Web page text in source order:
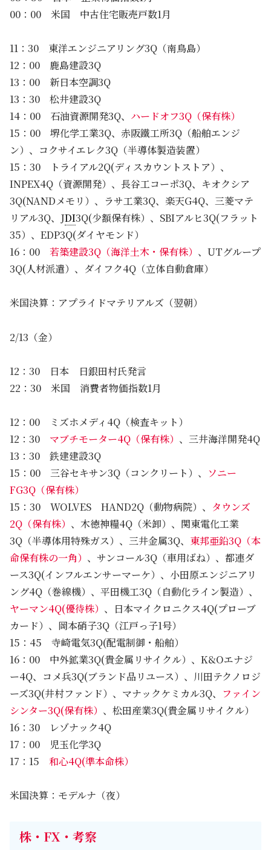
00：00 米国 中古住宅販売戸数1月
11：30 東洋エンジニアリング3Q（南鳥島）
12：00 鹿島建設3Q
13：00 新日本空調3Q
13：30 松井建設3Q
14：00 石油資源開発3Q、 ハードオフ3Q（保有株）
15：00 堺化学工業3Q、赤阪鐵工所3Q（船舶エンジ
ン）、コクサイエレク3Q（半導体製造装置）
15：30 トライアル2Q(ディスカウントストア）、
INPEX4Q（資源開発）、長谷工コーポ3Q、キオクシア
3Q(NANDメモリ）、ラサ工業3Q、楽天G4Q、三菱マテ
リアル3Q、JDI3Q(少額保有株）、SBIアルヒ3Q(フラット
35）、EDP3Q(ダイヤモンド）
16：00 若築建設3Q（海洋土木・保有株） 、UTグループ
3Q(人材派遣）、ダイフク4Q（立体自動倉庫）
米国決算：アプライドマテリアルズ（翌朝）
2/13（金）
12：30 日本 日銀田村氏発言
22：30 米国 消費者物価指数1月
12：00 ミズホメディ4Q（検査キット）
12：30 マブチモーター4Q（保有株） 、三井海洋開発4Q
13：30 鉄建建設3Q
15：00 三谷セキサン3Q（コンクリート）、 ソニー
FG3Q（保有株）
15：30 WOLVES HAND2Q（動物病院）、 タウンズ
2Q（保有株） 、木徳神糧4Q（米卸）、関東電化工業
3Q（半導体用特殊ガス）、三井金属3Q、 東邦亜鉛3Q（本
命保有株の一角） 、サンコール3Q（車用ばね）、都連ダ
ース3Q(インフルエンサーマーケ）、小田原エンジニアリ
ング4Q（巻線機）、平田機工3Q（自動化ライン製造）、
ヤーマン4Q(優待株） 、日本マイクロニクス4Q(プローブ
カード）、岡本硝子3Q（江戸っ子1号）
15：45 寺崎電気3Q(配電制御・船舶）
16：00 中外鉱業3Q(貴金属リサイクル）、K&Oエナジ
ー4Q、コメ兵3Q(ブランド品リユース）、川田テクノロジ
ーズ3Q(井村ファンド）、マナックケミカル3Q、 ファイン
シンター3Q(保有株） 、松田産業3Q(貴金属リサイクル）
16：30 レゾナック4Q
17：00 児玉化学3Q
17：15 和心4Q(準本命株）
米国決算：モデルナ（夜）
株・FX・考察